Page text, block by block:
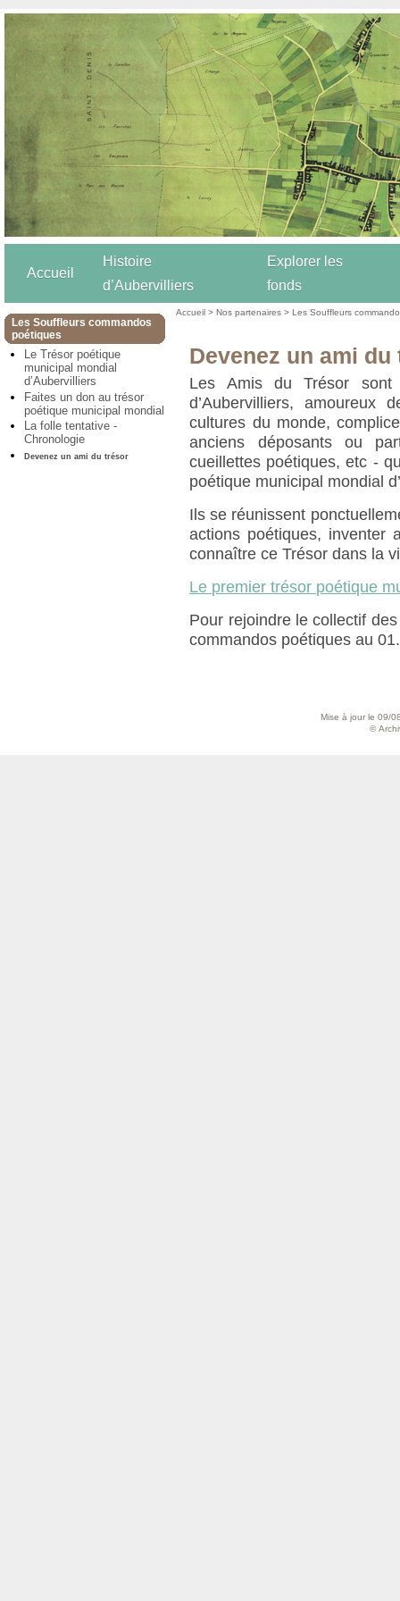
Accueil
Histoire
d’Aubervilliers
Explorer les
fonds
Les Souffleurs commandos
poétiques
Le Trésor poétique
municipal mondial
d’Aubervilliers
Faites un don au trésor
poétique municipal mondial
La folle tentative -
Chronologie
Devenez un ami du trésor
Accueil >Nos partenaires >Les Souffleurs
Devenez un ami du
Les Amis du Trésor
d’Aubervilliers,
cultures du monde,
anciens déposants ou
cueillettes poétiques, etc -
poétique municipal mondial
Ils se réunissent
actions poétiques, inventer
connaître ce Trésor dans la
Le premier trésor poétique
Pour rejoindre le collectif
commandos poétiques au
Mise à jour le 09/
©